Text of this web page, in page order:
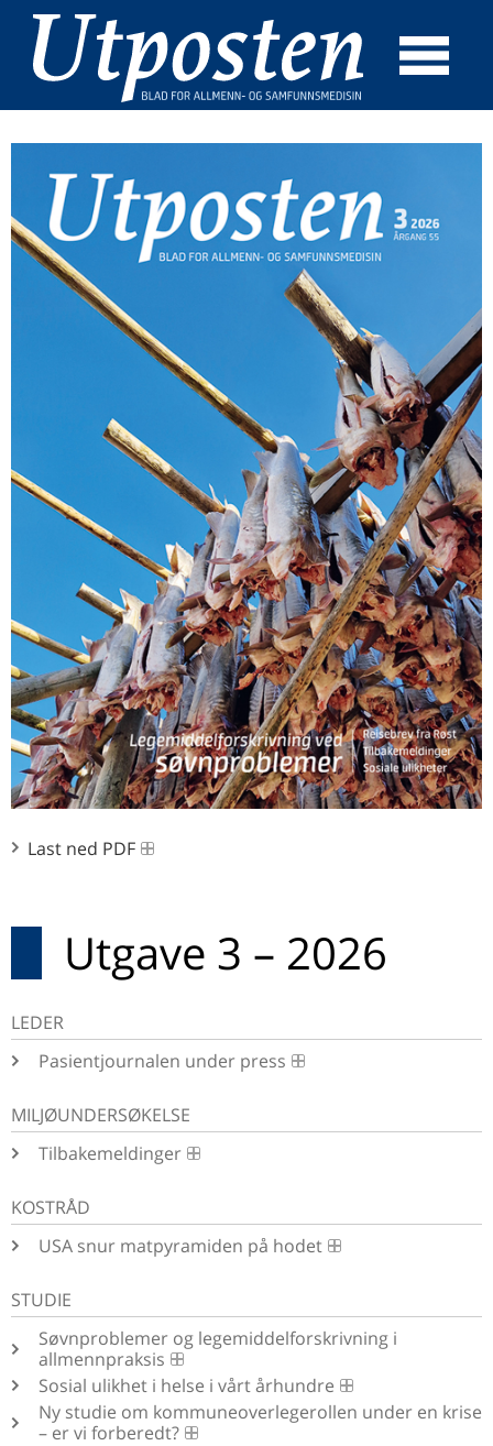
☰
Last ned PDF
Utgave 3 – 2026
LEDER
Pasientjournalen under press
MILJØUNDERSØKELSE
Tilbakemeldinger
KOSTRÅD
USA snur matpyramiden på hodet
STUDIE
Søvnproblemer og legemiddelforskrivning i
allmennpraksis
Sosial ulikhet i helse i vårt århundre
Ny studie om kommuneoverlegerollen under en krise
– er vi forberedt?